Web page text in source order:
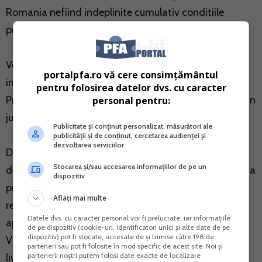
Romania nefiind indeplinite cumulativ conditiile
prevazute la art. 268 alin. (1) din Codul fiscal.
Veniturile inregistrate intra in baza de calcul a
impozitului pe veniturile microintreprinderilor.
Prestarea intracomunitara de servicii o veti prezenta in
jurnalul de vanzari al societatii.
Din punct de vedere declarativ veti completa si veti
depune formularul D390 VIES Declaratie recapitulativa
privind livrarile/achizitiile/prestarile intracomunitare
reglementat de Ordinul nr. 705/2020 pentru
aprobarea modelului si continutului formularului (390
VIES) "Declaratie recapitulativa privind
livrarile/achizitiile/prestarile intracomunitare", pana la
portalpfa.ro vă cere consimțământul
pentru folosirea datelor dvs. cu caracter
personal pentru:
Publicitate și conținut personalizat, măsurători ale
publicității și de conținut, cercetarea audienței și
dezvoltarea serviciilor
Stocarea și/sau accesarea informațiilor de pe un
dispozitiv
Aflați mai multe
Datele dvs. cu caracter personal vor fi prelucrate, iar informațiile
de pe dispozitiv (cookie-uri, identificatori unici și alte date de pe
dispozitiv) pot fi stocate, accesate de și trimise către 198 de
parteneri sau pot fi folosite în mod specific de acest site. Noi și
partenerii noștri putem folosi date exacte de localizare